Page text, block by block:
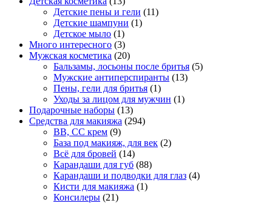
Детские пены и гели (11)
Детские шампуни (1)
Детское мыло (1)
Много интересного (3)
Мужская косметика (20)
Бальзамы, лосьоны после бритья (5)
Мужские антиперспиранты (13)
Пены, гели для бритья (1)
Уходы за лицом для мужчин (1)
Подарочные наборы (13)
Средства для макияжа (294)
BB, CC крем (9)
База под макияж, для век (2)
Всё для бровей (14)
Карандаши для губ (88)
Карандаши и подводки для глаз (4)
Кисти для макияжа (1)
Консилеры (21)